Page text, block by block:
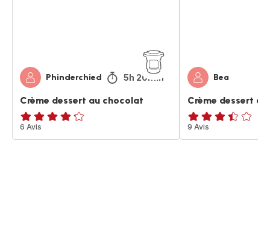
Phinderchied 5h 20min
Crème dessert au chocolat
ratings.4.2
6 Avis
Bea
Crème dessert
ratings.3.4
9 Avis